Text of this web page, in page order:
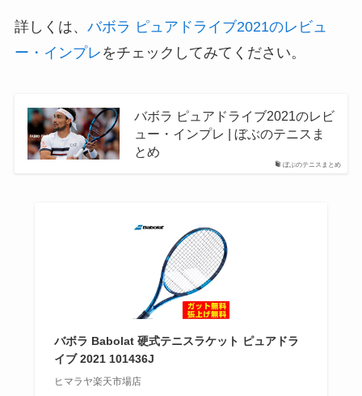
詳しくは、 バボラ ピュアドライブ2021のレビュ
ー・インプレ をチェックしてみてください。
ぼぶのテニスまとめ
バボラ ピュアドライブ2021のレビ
ュー・インプレ | ぼぶのテニスま
とめ
バボラ Babolat 硬式テニスラケット ピュアドラ
イブ 2021 101436J
ヒマラヤ楽天市場店